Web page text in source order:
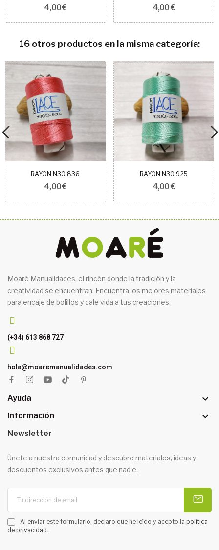
4,00 € 4,00 €
16 otros productos en la misma categoría:
RAYON N30 836
4,00 €
RAYON N30 925
4,00 €
Moaré Manualidades, el rincón donde la tradición y la
creatividad se encuentran. Encuentra los mejores materiales
para encaje de bolillos y dale vida a tus creaciones.
(+34) 613 868 727
hola@moaremanualidades.com
Ayuda 
Información 
Newsletter
Únete a nuestra comunidad y descubre materiales, ideas y
descuentos exclusivos antes que nadie.
Al enviar este formulario, declaro que he leído y acepto la política
de privacidad